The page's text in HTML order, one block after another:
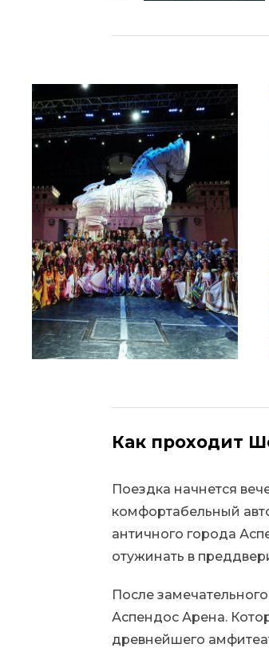
Как проходит
Поездка начнется
комфортабельный
античного города
отужинать в
После
Аспендос Арена.
древнейшего